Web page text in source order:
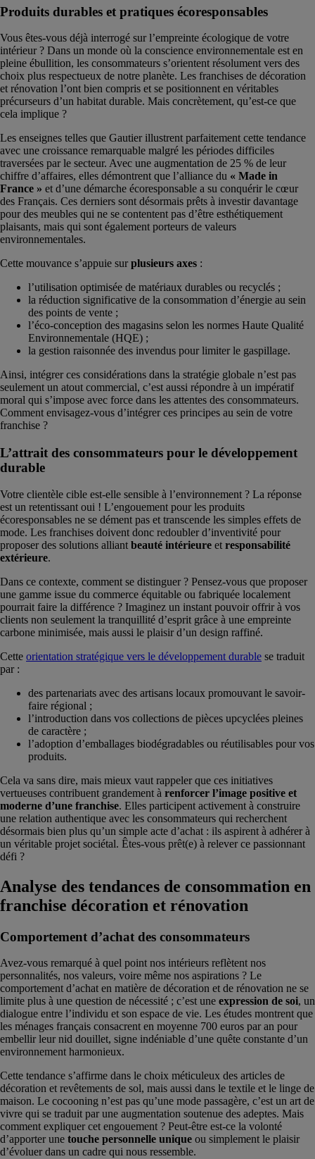
Produits durables et pratiques écoresponsables
Vous êtes-vous déjà interrogé sur l’empreinte écologique de votre
intérieur ? Dans un monde où la conscience environnementale est en
pleine ébullition, les consommateurs s’orientent résolument vers des
choix plus respectueux de notre planète. Les franchises de décoration
et rénovation l’ont bien compris et se positionnent en véritables
précurseurs d’un habitat durable. Mais concrètement, qu’est-ce que
cela implique ?
Les enseignes telles que Gautier illustrent parfaitement cette tendance
avec une croissance remarquable malgré les périodes difficiles
traversées par le secteur. Avec une augmentation de 25 % de leur
chiffre d’affaires, elles démontrent que l’alliance du « Made in
France » et d’une démarche écoresponsable a su conquérir le cœur
des Français. Ces derniers sont désormais prêts à investir davantage
pour des meubles qui ne se contentent pas d’être esthétiquement
plaisants, mais qui sont également porteurs de valeurs
environnementales.
Cette mouvance s’appuie surplusieurs axes :
l’utilisation optimisée de matériaux durables ou recyclés ;
la réduction significative de la consommation d’énergie au sein
des points de vente ;
l’éco-conception des magasins selon les normes Haute Qualité
Environnementale (HQE) ;
la gestion raisonnée des invendus pour limiter le gaspillage.
Ainsi, intégrer ces considérations dans la stratégie globale n’est pas
seulement un atout commercial, c’est aussi répondre à un impératif
moral qui s’impose avec force dans les attentes des consommateurs.
Comment envisagez-vous d’intégrer ces principes au sein de votre
franchise ?
L’attrait des consommateurs pour le développement
durable
Votre clientèle cible est-elle sensible à l’environnement ? La réponse
est un retentissant oui ! L’engouement pour les produits
écoresponsables ne se dément pas et transcende les simples effets de
mode. Les franchises doivent donc redoubler d’inventivité pour
proposer des solutions alliant beauté intérieure et responsabilité
extérieure.
Dans ce contexte, comment se distinguer ? Pensez-vous que proposer
une gamme issue du commerce équitable ou fabriquée localement
pourrait faire la différence ? Imaginez un instant pouvoir offrir à vos
clients non seulement la tranquillité d’esprit grâce à une empreinte
carbone minimisée, mais aussi le plaisir d’un design raffiné.
Cette orientation stratégique vers le développement durable se traduit
par :
des partenariats avec des artisans locaux promouvant le savoir-
faire régional ;
l’introduction dans vos collections de pièces upcyclées pleines
de caractère ;
l’adoption d’emballages biodégradables ou réutilisables pour vos
produits.
Cela va sans dire, mais mieux vaut rappeler que ces initiatives
vertueuses contribuent grandement à renforcer l’image positive et
moderne d’une franchise. Elles participent activement à construire
une relation authentique avec les consommateurs qui recherchent
désormais bien plus qu’un simple acte d’achat : ils aspirent à adhérer à
un véritable projet sociétal. Êtes-vous prêt(e) à relever ce passionnant
défi ?
Analyse des tendances de consommation en
franchise décoration et rénovation
Comportement d’achat des consommateurs
Avez-vous remarqué à quel point nos intérieurs reflètent nos
personnalités, nos valeurs, voire même nos aspirations ? Le
comportement d’achat en matière de décoration et de rénovation ne se
limite plus à une question de nécessité ; c’est une expression de soi, un
dialogue entre l’individu et son espace de vie. Les études montrent que
les ménages français consacrent en moyenne 700 euros par an pour
embellir leur nid douillet, signe indéniable d’une quête constante d’un
environnement harmonieux.
Cette tendance s’affirme dans le choix méticuleux des articles de
décoration et revêtements de sol, mais aussi dans le textile et le linge de
maison. Le cocooning n’est pas qu’une mode passagère, c’est un art de
vivre qui se traduit par une augmentation soutenue des adeptes. Mais
comment expliquer cet engouement ? Peut-être est-ce la volonté
d’apporter une touche personnelle unique ou simplement le plaisir
d’évoluer dans un cadre qui nous ressemble.